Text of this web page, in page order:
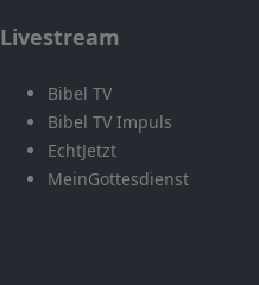
Livestream
Bibel TV
Bibel TV Impuls
EchtJetzt
MeinGottesdienst